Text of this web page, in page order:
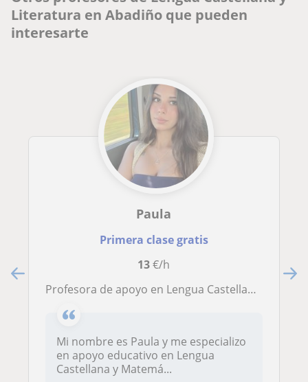
Literatura en Abadiño que pueden
interesarte
Paula
Primera clase gratis
13€/h
Profesora de apoyo en Lengua Castellana y Matematicas para primaria
Mi nombre es Paula y me especializo
en apoyo educativo en Lengua
Castellana y Matemá...